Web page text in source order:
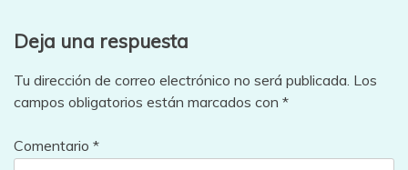
Deja una respuesta
Tu dirección de correo electrónico no será publicada. Los
campos obligatorios están marcados con *
Comentario *